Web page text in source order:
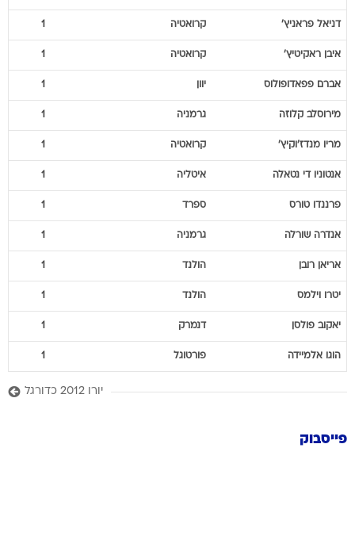
דניאל פראניץ' קרואטיה 1
איבן ראקיטיץ' קרואטיה 1
אברם פפאדופולוס יוון 1
מירוסלב קלוזה גרמניה 1
מריו מנדז'וקיץ' קרואטיה 1
אנטוניו די נטאלה איטליה 1
פרננדו טורס ספרד 1
אנדרה שורלה גרמניה 1
אריאן רובן הולנד 1
יטרו וילמס הולנד 1
יאקוב פולסן דנמרק 1
הוגו אלמיידה פורטוגל 1
יורו 2012 כדורגל
פייסבוק